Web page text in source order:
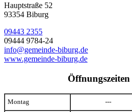
Hauptstraße 52
93354 Biburg
09443 2355
09444 9784-24
info@gemeinde-biburg.de
www.gemeinde-biburg.de
Montag ---